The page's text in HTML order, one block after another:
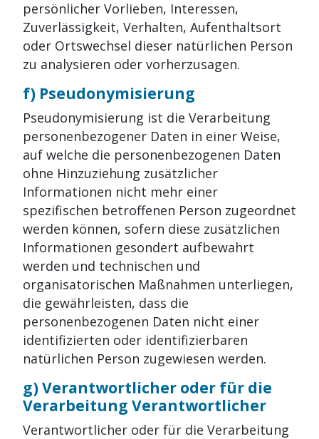
persönlicher Vorlieben, Interessen,
Zuverlässigkeit, Verhalten, Aufenthaltsort
oder Ortswechsel dieser natürlichen Person
zu analysieren oder vorherzusagen.
f) Pseudonymisierung
Pseudonymisierung ist die Verarbeitung
personenbezogener Daten in einer Weise,
auf welche die personenbezogenen Daten
ohne Hinzuziehung zusätzlicher
Informationen nicht mehr einer
spezifischen betroffenen Person zugeordnet
werden können, sofern diese zusätzlichen
Informationen gesondert aufbewahrt
werden und technischen und
organisatorischen Maßnahmen unterliegen,
die gewährleisten, dass die
personenbezogenen Daten nicht einer
identifizierten oder identifizierbaren
natürlichen Person zugewiesen werden.
g) Verantwortlicher oder für die
Verarbeitung Verantwortlicher
Verantwortlicher oder für die Verarbeitung